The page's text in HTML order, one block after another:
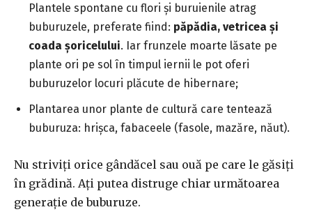
Plantele spontane cu flori și buruienile atrag
buburuzele, preferate fiind: păpădia, vetricea și
coada șoricelului. Iar frunzele moarte lăsate pe
plante ori pe sol în timpul iernii le pot oferi
buburuzelor locuri plăcute de hibernare;
Plantarea unor plante de cultură care tentează
buburuza: hrișca, fabaceele (fasole, mazăre, năut).
Nu striviţi orice gândăcel sau ouă pe care le găsiţi
în grădină. Aţi putea distruge chiar următoarea
generaţie de buburuze.